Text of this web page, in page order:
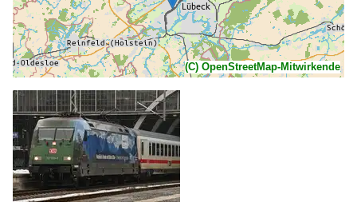
(C) OpenStreetMap-Mitwirkende